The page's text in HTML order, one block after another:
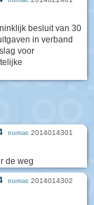
besluit van 30
in verband
voor
numac 2014014301
de weg
numac 2014014302